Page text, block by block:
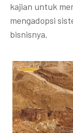
kajian untuk
mengadopsi
bisnisnya.